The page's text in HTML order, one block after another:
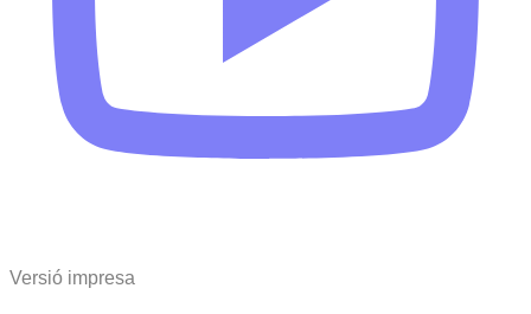
Versió impresa